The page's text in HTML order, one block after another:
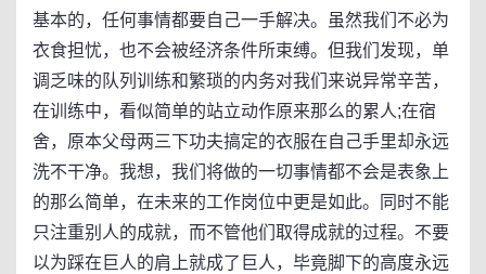
基本的，任何事情都要自己一手解决。虽然我们不必为
衣食担忧，也不会被经济条件所束缚。但我们发现，单
调乏味的队列训练和繁琐的内务对我们来说异常辛苦，
在训练中，看似简单的站立动作原来那么的累人;在宿
舍，原本父母两三下功夫搞定的衣服在自己手里却永远
洗不干净。我想，我们将做的一切事情都不会是表象上
的那么简单，在未来的工作岗位中更是如此。同时不能
只注重别人的成就，而不管他们取得成就的过程。不要
以为踩在巨人的肩上就成了巨人，毕竟脚下的高度永远